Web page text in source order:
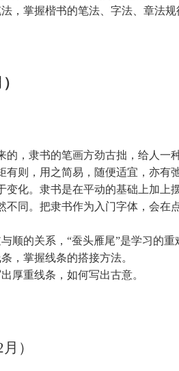
，掌握楷书的笔法、字法、章法规
的，隶书的笔画方劲古拙，给人一
有则，用之简易，随便适宜，亦有
变化。隶书是在平动的基础上加
不同。把隶书作为入 ⻔字体，会在
顺的关系，“蚕头雁尾”是学习的重
，掌握线条的搭接方法。
厚重线条，如何写出古意。
）